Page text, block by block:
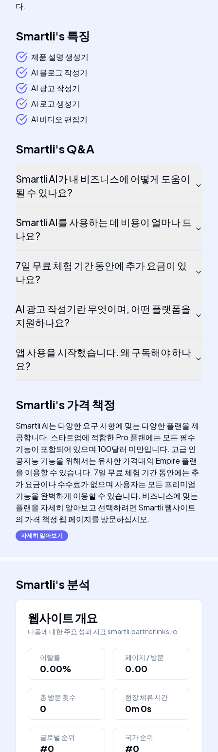
다.
Smartli's특징
제품 설명 생성기
AI 블로그 작성기
AI 광고 작성기
AI 로고 생성기
AI 비디오 편집기
Smartli'sQ&A
Smartli AI가 내 비즈니스에 어떻게 도움이
될 수 있나요?
Smartli AI를 사용하는 데 비용이 얼마나 드
나요?
7일 무료 체험 기간 동안에 추가 요금이 있
나요?
AI 광고 작성기란 무엇이며, 어떤 플랫폼을
지원하나요?
앱 사용을 시작했습니다. 왜 구독해야 하나
요?
Smartli's가격 책정
Smartli AI는 다양한 요구 사항에 맞는 다양한 플랜을 제
공합니다. 스타트업에 적합한 Pro 플랜에는 모든 필수
기능이 포함되어 있으며 100달러 미만입니다. 고급 인
공지능 기능을 위해서는 유사한 가격대의 Empire 플랜
을 이용할 수 있습니다. 7일 무료 체험 기간 동안에는 추
가 요금이나 수수료가 없으며 사용자는 모든 프리미엄
기능을 완벽하게 이용할 수 있습니다. 비즈니스에 맞는
플랜을 자세히 알아보고 선택하려면 Smartli 웹사이트
의 가격 책정 웹 페이지를 방문하십시오.
자세히 알아보기
Smartli's분석
웹사이트 개요
다음에 대한 주요 성과 지표 smartli.partnerlinks.io
이탈률
0.00%
페이지 / 방문
0.00
총 방문 횟수
0
현장 체류 시간
0m 0s
글로벌 순위
#0
국가 순위
#0